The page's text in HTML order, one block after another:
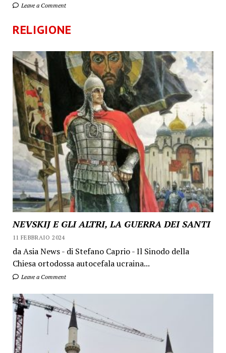
Leave a Comment
RELIGIONE
NEVSKIJ E GLI ALTRI, LA GUERRA DEI SANTI
11 FEBBRAIO 2024
da Asia News - di Stefano Caprio - Il Sinodo della
Chiesa ortodossa autocefala ucraina...
Leave a Comment